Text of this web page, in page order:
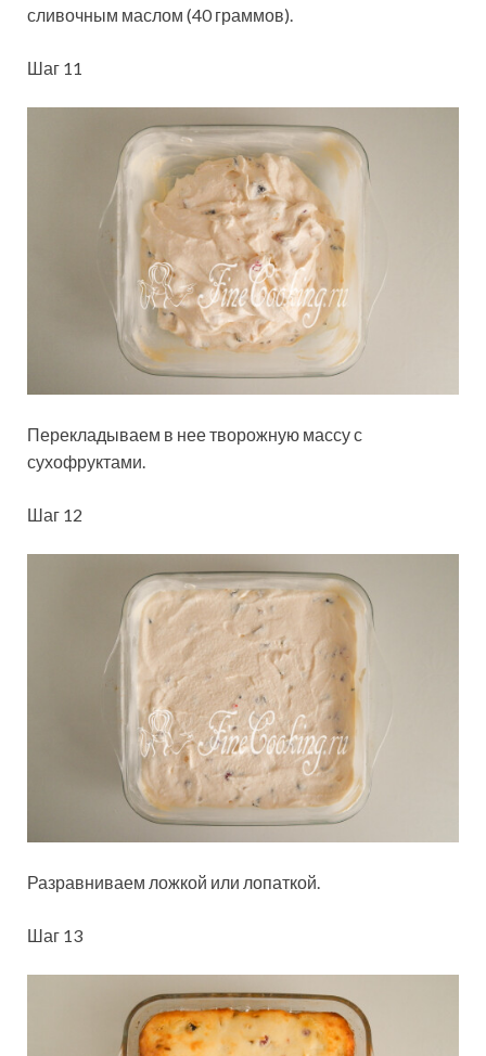
сливочным маслом (40 граммов).
Шаг 11
Перекладываем в нее творожную массу с
сухофруктами.
Шаг 12
Разравниваем ложкой или лопаткой.
Шаг 13